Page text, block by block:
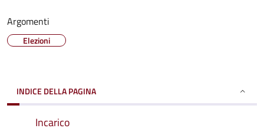
Argomenti
Elezioni
INDICE DELLA PAGINA
Incarico